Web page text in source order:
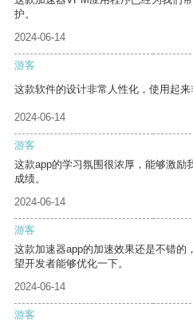
护。
2024-06-14
游客
这款软件的设计非常人性化，使用起来
2024-06-14
游客
这款app的学习氛围很浓厚，能够激励
成绩。
2024-06-14
游客
这款加速器app的加速效果还是不错的
望开发者能够优化一下。
2024-06-14
游客